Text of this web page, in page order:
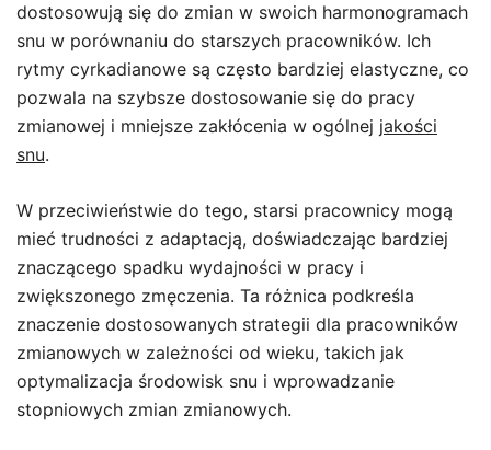
dostosowują się do zmian w swoich harmonogramach
snu w porównaniu do starszych pracowników. Ich
rytmy cyrkadianowe są często bardziej elastyczne, co
pozwala na szybsze dostosowanie się do pracy
zmianowej i mniejsze zakłócenia w ogólnej jakości
snu.
W przeciwieństwie do tego, starsi pracownicy mogą
mieć trudności z adaptacją, doświadczając bardziej
znaczącego spadku wydajności w pracy i
zwiększonego zmęczenia. Ta różnica podkreśla
znaczenie dostosowanych strategii dla pracowników
zmianowych w zależności od wieku, takich jak
optymalizacja środowisk snu i wprowadzanie
stopniowych zmian zmianowych.